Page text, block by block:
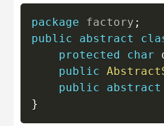
package factory ;
public
abstract
protected
char
public
public
abstract
}